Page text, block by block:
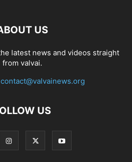
US
latest news and videos straight
from valvai.
contact@valvainews.org
US